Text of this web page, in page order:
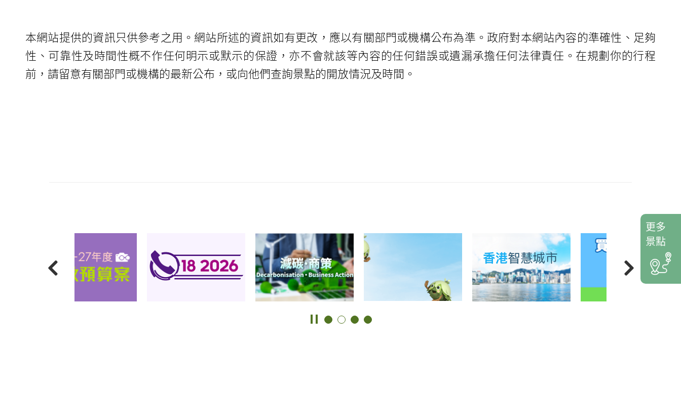
本網站提供的資訊只供參考之用。網站所述的資訊如有更改，應以有關部門或機構公布為準。政府對本網站內容的準確性、足夠
性、可靠性及時間性概不作任何明示或默示的保證，亦不會就該等內容的任何錯誤或遺漏承擔任何法律責任。在規劃你的行程
前，請留意有關部門或機構的最新公布，或向他們查詢景點的開放情況及時間。
更多
景點